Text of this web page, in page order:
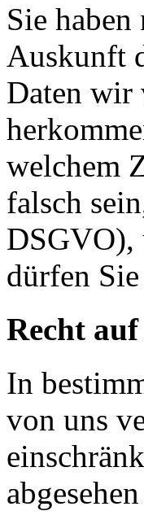
Sie
Auskunft
Daten wir
welchem
falsch
DSGVO),
dürfen
Recht
In
von uns